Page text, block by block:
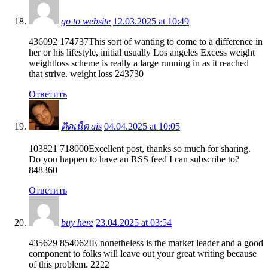
go to website 12.03.2025 at 10:49
436092 174737This sort of wanting to come to a difference in
her or his lifestyle, initial usually Los angeles Excess weight
weightloss scheme is really a large running in as it reached
that strive. weight loss 243730
Ответить
ติดเน็ต ais 04.04.2025 at 10:05
103821 718000Excellent post, thanks so much for sharing.
Do you happen to have an RSS feed I can subscribe to?
848360
Ответить
buy here 23.04.2025 at 03:54
435629 854062IE nonetheless is the market leader and a good
component to folks will leave out your great writing because
of this problem. 2222